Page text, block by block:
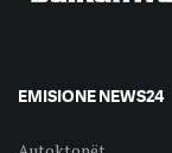
EMISIONE NEWS24